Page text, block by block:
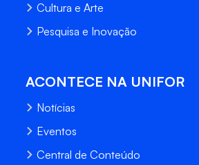
Cultura e Arte
Pesquisa e Inovação
ACONTECE NA UNIFOR
Notícias
Eventos
Central de Conteúdo